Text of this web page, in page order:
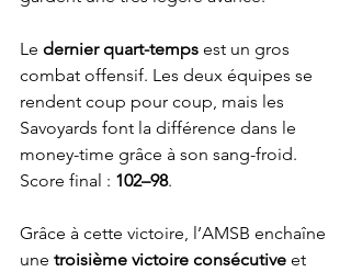
Le dernier quart-temps est un gros
combat offensif. Les deux équipes se
rendent coup pour coup, mais les
Savoyards font la différence dans le
money-time grâce à son sang-froid.
Score final : 102–98.
Grâce à cette victoire, l’AMSB enchaîne
une troisième victoire consécutive et